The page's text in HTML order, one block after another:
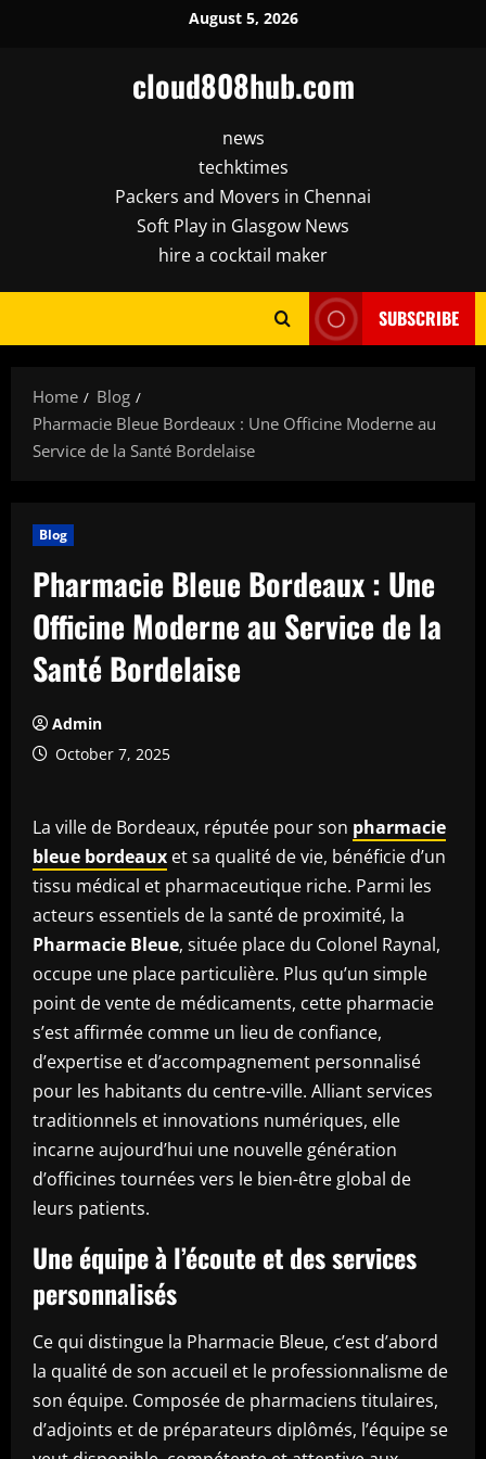
August 5, 2026
cloud808hub.com
news
techktimes
Packers and Movers in Chennai
Soft Play in Glasgow News
hire a cocktail maker
SUBSCRIBE
Home
Blog
Pharmacie Bleue Bordeaux : Une Officine Moderne au
Service de la Santé Bordelaise
Blog
Pharmacie Bleue Bordeaux : Une
Officine Moderne au Service de la
Santé Bordelaise
Admin
October 7, 2025
La ville de Bordeaux, réputée pour son pharmacie
bleue bordeaux et sa qualité de vie, bénéficie d’un
tissu médical et pharmaceutique riche. Parmi les
acteurs essentiels de la santé de proximité, la
Pharmacie Bleue, située place du Colonel Raynal,
occupe une place particulière. Plus qu’un simple
point de vente de médicaments, cette pharmacie
s’est affirmée comme un lieu de confiance,
d’expertise et d’accompagnement personnalisé
pour les habitants du centre-ville. Alliant services
traditionnels et innovations numériques, elle
incarne aujourd’hui une nouvelle génération
d’officines tournées vers le bien-être global de
leurs patients.
Une équipe à l’écoute et des services
personnalisés
Ce qui distingue la Pharmacie Bleue, c’est d’abord
la qualité de son accueil et le professionnalisme de
son équipe. Composée de pharmaciens titulaires,
d’adjoints et de préparateurs diplômés, l’équipe se